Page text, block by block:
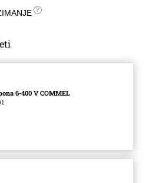
6-400 V COMMEL